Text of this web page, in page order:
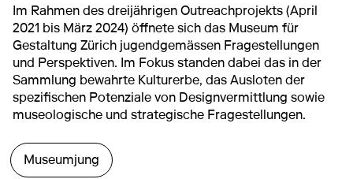
Im Rahmen des dreijährigen Outreachprojekts (April
2021 bis März 2024) öffnete sich das Museum für
Gestaltung Zürich jugendgemässen Fragestellungen
und Perspektiven. Im Fokus standen dabei das in der
Sammlung bewahrte Kulturerbe, das Ausloten der
spezifischen Potenziale von Designvermittlung sowie
museologische und strategische Fragestellungen.
Museumjung